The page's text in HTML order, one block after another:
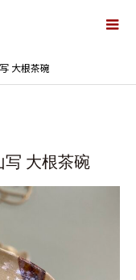
大根茶碗
写 大根茶碗